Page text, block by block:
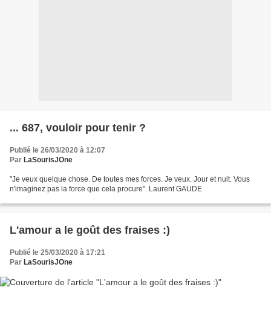
... 687, vouloir pour tenir ?
Publié le 26/03/2020 à 12:07
Par LaSourisJOne
"Je veux quelque chose. De toutes mes forces. Je veux. Jour et nuit. Vous
n'imaginez pas la force que cela procure". Laurent GAUDE
L'amour a le goût des fraises :)
Publié le 25/03/2020 à 17:21
Par LaSourisJOne